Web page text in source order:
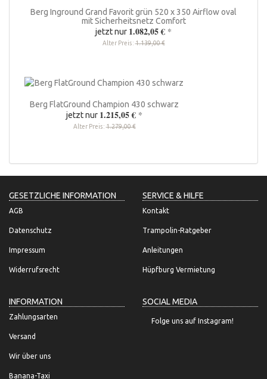
Berg Inground Grand Favorit grün 520 x 350 Airflow oval
mit Sicherheitsnetz Comfort
jetzt nur 1.082,05 € *
Alter Preis:1.139,00 €
Berg FlatGround Champion 430 schwarz
jetzt nur 1.215,05 € *
Alter Preis:1.279,00 €
GESETZLICHE INFORMATION
AGB
Datenschutz
Impressum
Widerrufsrecht
SERVICE & HILFE
Kontakt
Trampolin-Ratgeber
Anleitungen
Hüpfburg Vermietung
INFORMATION
Zahlungsarten
Versand
Wir über uns
Banana-Taxi
SOCIAL MEDIA
Folge uns auf Instagram!